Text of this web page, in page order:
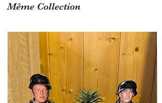
Même Collection